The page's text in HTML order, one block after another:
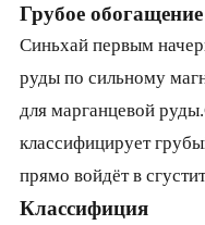
Грубое
Синьхай первым
руды по сильному
для марганцевой
классифицирует
прямо войдёт в
Классифиция